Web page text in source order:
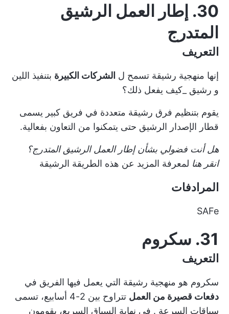
30. إطار العمل الرشيق
المتدرج
التعريف
إنها منهجية رشيقة تسمح ل الشركات الكبيرة بتنفيذ اللين
و رشيق _كيف يفعل ذلك؟
يقوم بتنظيم فرق رشيقة متعددة في فريق كبير يسمى
قطار الإصدار الرشيق حتى يتمكنوا من التعاون بفعالية.
هل أنت فضولي بشأن إطار العمل الرشيق المتدرج؟
انقر هنا لمعرفة المزيد عن هذه الطريقة الرشيقة
المرادفات
SAFe
31. سكروم
التعريف
سكروم هو منهجية رشيقة التي يعمل فيها الفريق في
دفعات قصيرة من العمل تتراوح بين 2-4 أسابيع، تسمى
سباقات السرعة . في نهاية السباق السريع، يقومون